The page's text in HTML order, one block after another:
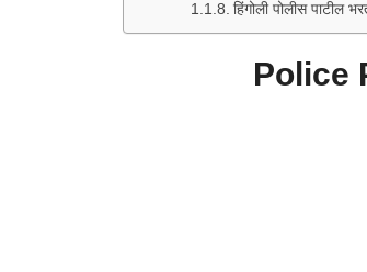
हिंगोली पोलीस पाटील
Police